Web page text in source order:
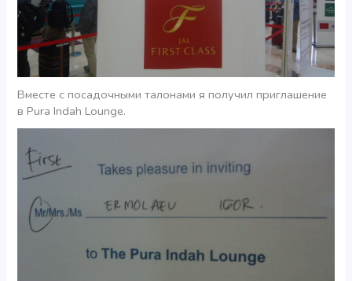
Вместе с посадочными талонами я получил приглашение
в Pura Indah Lounge.